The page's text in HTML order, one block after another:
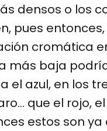
densos o los
pues
cromática
más baja
el azul, en los
que el rojo,
estos son